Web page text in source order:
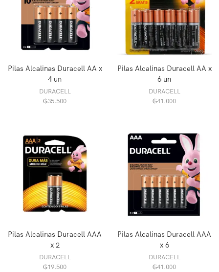
Pilas Alcalinas Duracell AA x
4 un
DURACELL
₲35.500
Pilas Alcalinas Duracell AA x
6 un
DURACELL
₲41.000
Pilas Alcalinas Duracell AAA
x 2
DURACELL
₲19.500
Pilas Alcalinas Duracell AAA
x 6
DURACELL
₲41.000